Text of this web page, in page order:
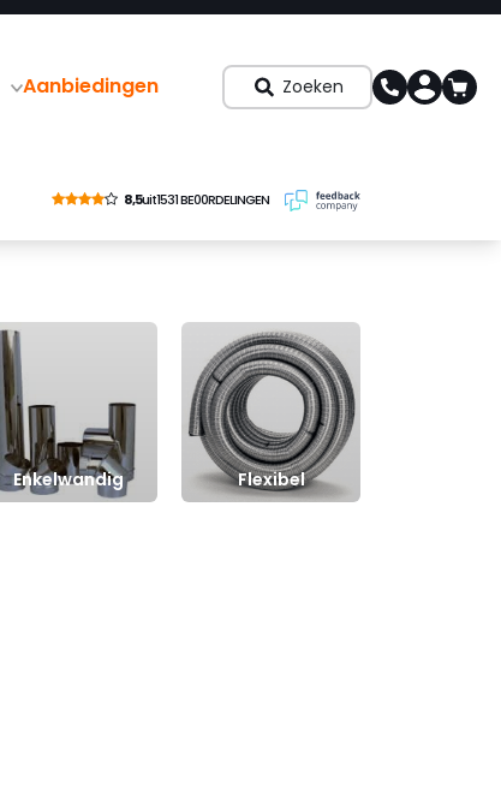
Aanbiedingen Zoeken
8,5uit1531 BE00RDELINGEN
Enkelwandig Flexibel